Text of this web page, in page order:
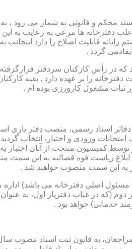
سند محکم و قانونی به شمار می رود
ها مرعی به رعایت به این اصل
رایانه قابلیت اصلاح را دارد
گردد .
می باشد که در رأس کارکنان سردفتر
دفترخانه را بر عهده دارد . بقیه
ثبات مشغول کارورزی بوده ام .
توسط كمیسیون منتخب از آنان
به این سمت منصوب خواهند شد .
(كه مسئول اصلی دفترخانه می
دوم (كه در غیاب دفتریار اول، به
خدماتی) خواهد بود .